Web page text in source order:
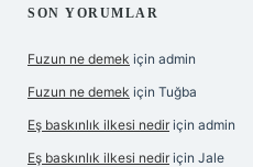
SON YORUMLAR
Fuzun ne demek için admin
Fuzun ne demek için Tuğba
Eş baskınlık ilkesi nedir için admin
Eş baskınlık ilkesi nedir için Jale